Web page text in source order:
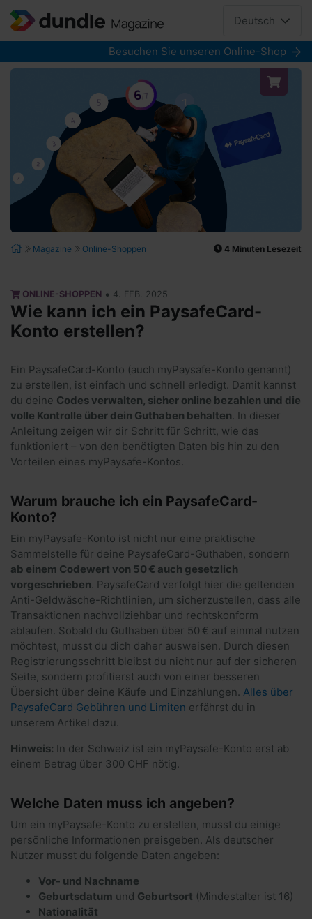
Deutsch
Besuchen Sie unseren Online-Shop
Magazine Online-Shoppen 4 Minuten Lesezeit
ONLINE-SHOPPEN • 4. FEB. 2025
Wie kann ich ein PaysafeCard-
Konto erstellen?
Ein PaysafeCard-Konto (auch myPaysafe-Konto genannt)
zu erstellen, ist einfach und schnell erledigt. Damit kannst
du deine Codes verwalten, sicher online bezahlen und die
volle Kontrolle über dein Guthaben behalten . In dieser
Anleitung zeigen wir dir Schritt für Schritt, wie das
funktioniert – von den benötigten Daten bis hin zu den
Vorteilen eines myPaysafe-Kontos.
Warum brauche ich ein PaysafeCard-
Konto?
Ein myPaysafe-Konto ist nicht nur eine praktische
Sammelstelle für deine PaysafeCard-Guthaben, sondern
ab einem Codewert von 50 € auch gesetzlich
vorgeschrieben . PaysafeCard verfolgt hier die geltenden
Anti-Geldwäsche-Richtlinien, um sicherzustellen, dass alle
Transaktionen nachvollziehbar und rechtskonform
ablaufen. Sobald du Guthaben über 50 € auf einmal nutzen
möchtest, musst du dich daher ausweisen. Durch diesen
Registrierungsschritt bleibst du nicht nur auf der sicheren
Seite, sondern profitierst auch von einer besseren
Übersicht über deine Käufe und Einzahlungen. Alles über
PaysafeCard Gebühren und Limiten erfährst du in
unserem Artikel dazu.
Hinweis: In der Schweiz ist ein myPaysafe-Konto erst ab
einem Betrag über 300 CHF nötig.
Welche Daten muss ich angeben?
Um ein myPaysafe-Konto zu erstellen, musst du einige
persönliche Informationen preisgeben. Als deutscher
Nutzer musst du folgende Daten angeben:
Vor- und Nachname
Geburtsdatum und Geburtsort (Mindestalter ist 16)
Nationalität